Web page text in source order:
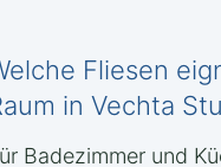
Fliesen
in Vechta
Badezimmer und